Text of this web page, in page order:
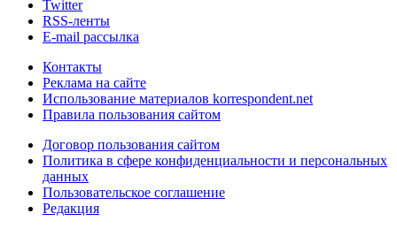
Twitter
RSS-ленты
E-mail рассылка
Контакты
Реклама на сайте
Использование материалов korrespondent.net
Правила пользования сайтом
Договор пользования сайтом
Политика в сфере конфиденциальности и персональных
данных
Пользовательское соглашение
Редакция